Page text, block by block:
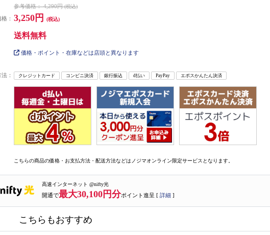
：
参考価格： 4,290円(税込)
3,250円 (税込)
送料無料
価格・ポイント・在庫などは店頭と異なります
： クレジットカード コンビニ決済 銀行振込 d払い PayPay エポスかんたん決済
こちらの商品の価格・お支払方法・配送方法などはノジマオンライン限定サービスとなります。
高速インターネット @nifty光
開通で最大30,100円分ポイント進呈 [ 詳細 ]
こちらもおすすめ